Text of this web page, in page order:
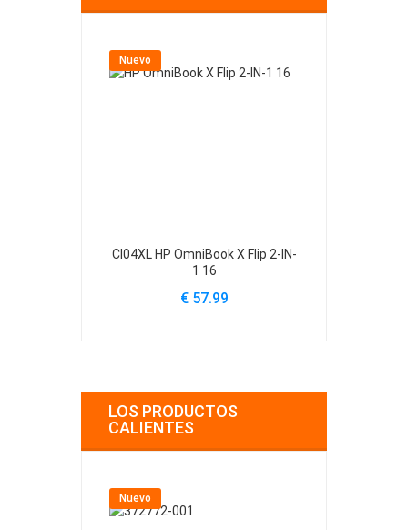
Nuevo
CI04XL HP OmniBook X Flip 2-IN-
1 16
€ 57.99
LOS PRODUCTOS
CALIENTES
Nuevo